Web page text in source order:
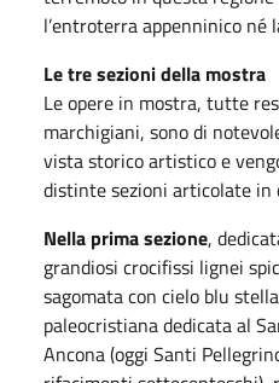
l’entroterra appenninico né
Le tre sezioni della mostra
Le opere in mostra, tutte
marchigiani, sono di
vista storico artistico e
distinte sezioni articolate in
Nella prima sezione,
grandiosi crocifissi lignei
sagomata con cielo blu
paleocristiana dedicata al
Ancona (oggi Santi